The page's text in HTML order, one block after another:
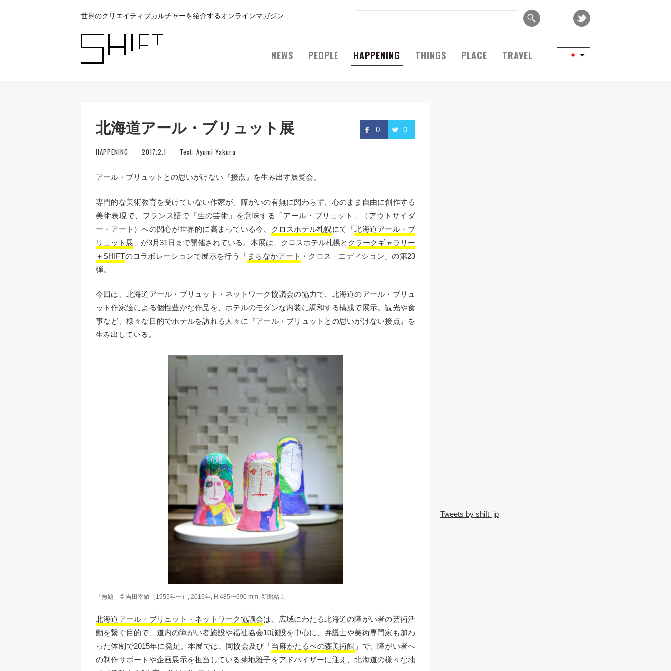
世界のクリエイティブカルチャーを紹介するオンラインマガジン
NEWS PEOPLE HAPPENING THINGS PLACE TRAVEL
0 0
北海道アール・ブリュット展
HAPPENING 2017.2.1 Text: Ayumi Yakura
アール・ブリュットとの思いがけない『接点』を生み出す展覧会。
専門的な美術教育を受けていない作家が、障がいの有無に関わらず、心のまま自由に創作する
美術表現で、フランス語で『生の芸術』を意味する「アール・ブリュット」（アウトサイダ
ー・アート）への関心が世界的に高まっている今、
クロスホテル札幌にて「北海道アール・ブ
リュット展 」が3月31日まで開催されている。本展は、クロスホテル札幌と クラークギャラリー
＋SHIFTのコラボレーションで展示を行う「 まちなかアート ・クロス・エディション」の第23
弾。
今回は、北海道アール・ブリュット・ネットワーク協議会の協力で、北海道のアール・ブリュ
ット作家達による個性豊かな作品を、ホテルのモダンな内装に調和する構成で展示。観光や食
事など、様々な目的でホテルを訪れる人々に『アール・ブリュットとの思いがけない接点』を
生み出している。
「無題」© 吉田幸敏（1955年〜）, 2016年, H 485〜690 mm, 新聞粘土
北海道アール・ブリュット・ネットワーク協議会は、広域にわたる北海道の障がい者の芸術活
動を繋ぐ目的で、道内の障がい者施設や福祉協会10施設を中心に、弁護士や美術専門家も加わ
った体制で2015年に発足。本展では、同協会及び「当麻かたるべの森美術館 」で、障がい者へ
の制作サポートや企画展示を担当している菊地雅子をアドバイザーに迎え、北海道の様々な地
Tweets by shift_jp